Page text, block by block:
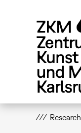
Research